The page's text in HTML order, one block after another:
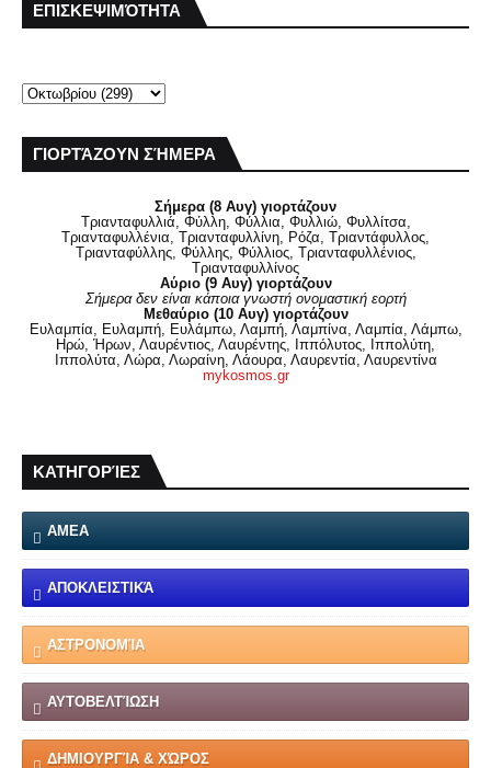
ΕΠΙΣΚΕΨΙΜΌΤΗΤΑ
ΓΙΟΡΤΆΖΟΥΝ ΣΉΜΕΡΑ
Σήμερα (8 Αυγ) γιορτάζουν
Τριανταφυλλιά, Φύλλη, Φύλλια, Φυλλιώ, Φυλλίτσα,
Τριανταφυλλένια, Τριανταφυλλίνη, Ρόζα, Τριαντάφυλλος,
Τριανταφύλλης, Φύλλης, Φύλλιος, Τριανταφυλλένιος,
Τριανταφυλλίνος
Αύριο (9 Αυγ) γιορτάζουν
Σήμερα δεν είναι κάποια γνωστή ονομαστική εορτή
Μεθαύριο (10 Αυγ) γιορτάζουν
Ευλαμπία, Ευλαμπή, Ευλάμπω, Λαμπή, Λαμπίνα, Λαμπία, Λάμπω,
Ηρώ, Ήρων, Λαυρέντιος, Λαυρέντης, Ιππόλυτος, Ιππολύτη,
Ιππολύτα, Λώρα, Λωραίνη, Λάουρα, Λαυρεντία, Λαυρεντίνα
mykosmos.gr
ΚΑΤΗΓΟΡΊΕΣ
ΑΜΕΑ
ΑΠΟΚΛΕΙΣΤΙΚΆ
ΑΣΤΡΟΝΟΜΊΑ
ΑΥΤΟΒΕΛΤΊΩΣΗ
ΔΗΜΙΟΥΡΓΊΑ & ΧΏΡΟΣ